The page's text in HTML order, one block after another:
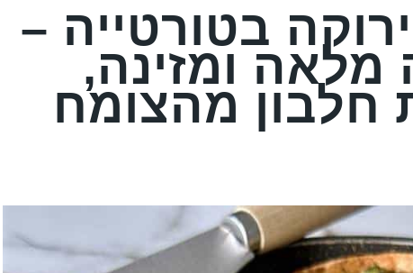
בטורטייה –
מלאה ומזינה,
חלבון מהצומח